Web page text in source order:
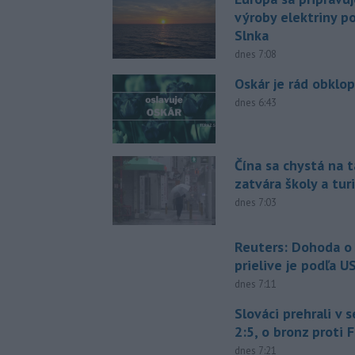
výroby elektriny
Slnka
dnes 7:08
Oskár je rád
dnes 6:43
Čína sa chystá na
zatvára školy a
dnes 7:03
Reuters: Dohoda
prielive je podľa
dnes 7:11
Slováci prehrali v
2:5, o bronz proti
dnes 7:21